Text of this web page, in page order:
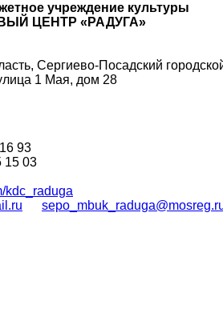
учреждение культуры
ЦЕНТР «РАДУГА»
Сергиево-Посадский
1 Мая, дом 28
93
15 03
kdc_raduga